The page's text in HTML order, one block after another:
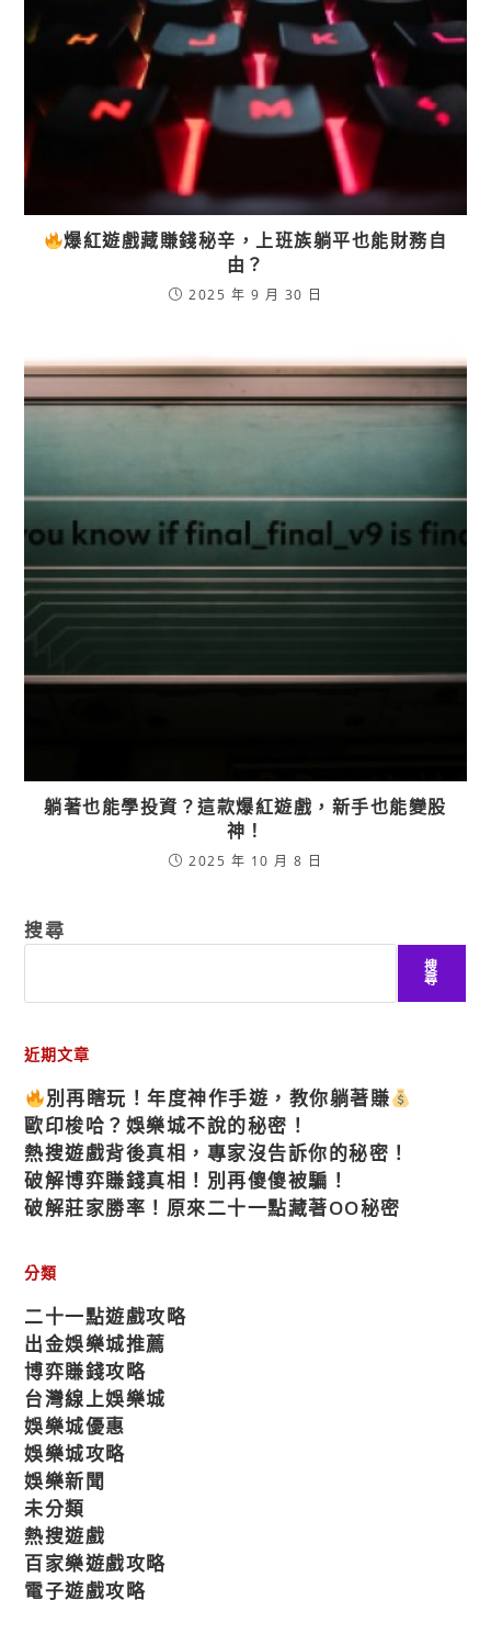
爆紅遊戲藏賺錢秘辛，上班族躺平也能財務自
由？
2025 年 9 月 30 日
躺著也能學投資？這款爆紅遊戲，新手也能變股
神！
2025 年 10 月 8 日
搜尋
搜
尋
近期文章
別再瞎玩！年度神作手遊，教你躺著賺
歐印梭哈？娛樂城不說的秘密！
熱搜遊戲背後真相，專家沒告訴你的秘密！
破解博弈賺錢真相！別再傻傻被騙！
破解莊家勝率！原來二十一點藏著OO秘密
分類
二十一點遊戲攻略
出金娛樂城推薦
博弈賺錢攻略
台灣線上娛樂城
娛樂城優惠
娛樂城攻略
娛樂新聞
未分類
熱搜遊戲
百家樂遊戲攻略
電子遊戲攻略